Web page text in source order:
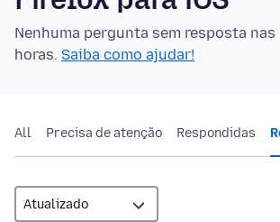
Nenhuma pergunta sem resposta
horas. Saiba como ajudar!
All Precisa de atenção Respondidas